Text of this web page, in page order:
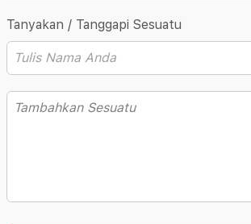
Tanyakan / Tanggapi Sesuatu